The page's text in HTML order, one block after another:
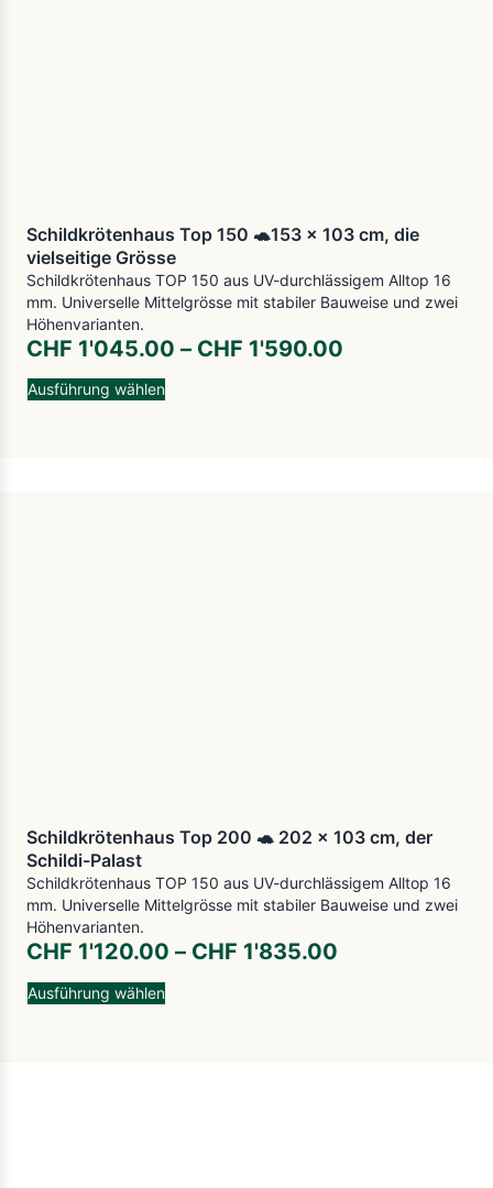
Schildkrötenhaus Top 150 🐢153 x 103 cm, die
vielseitige Grösse
Schildkrötenhaus TOP 150 aus UV-durchlässigem Alltop 16
mm. Universelle Mittelgrösse mit stabiler Bauweise und zwei
Höhenvarianten.
CHF 1'045.00 – CHF 1'590.00
Ausführung wählen
Schildkrötenhaus Top 200 🐢 202 x 103 cm, der
Schildi-Palast
Schildkrötenhaus TOP 150 aus UV-durchlässigem Alltop 16
mm. Universelle Mittelgrösse mit stabiler Bauweise und zwei
Höhenvarianten.
CHF 1'120.00 – CHF 1'835.00
Ausführung wählen